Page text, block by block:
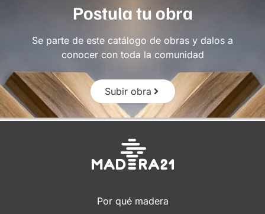
Postula tu obra
Se parte de este catálogo de obras y dalos a
conocer con toda la comunidad
Subir obra
Por qué madera